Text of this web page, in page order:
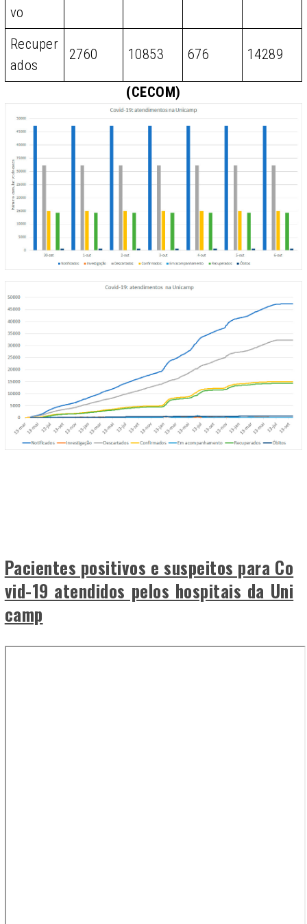
vo
Recuper
ados
2760 10853 676 14289
(CECOM)
Pacientes positivos e suspeitos para Co
vid-19 atendidos pelos hospitais da Uni
camp